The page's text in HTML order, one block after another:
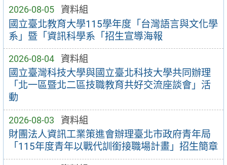
2026-08-05 資料組
國立臺北教育大學115學年度「台灣語言與文化學
系」暨「資訊科學系「招生宣導海報
2026-08-04 資料組
國立臺灣科技大學與國立臺北科技大學共同辦理
「北一區暨北二區技職教育共好交流座談會」活
動
2026-08-03 資料組
財團法人資訊工業策進會辦理臺北市政府青年局
「115年度青年以戰代訓銜接職場計畫」招生簡章